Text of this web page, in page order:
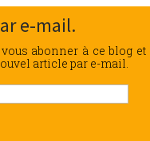
e-mail.
abonner à ce blog et
article par e-mail.